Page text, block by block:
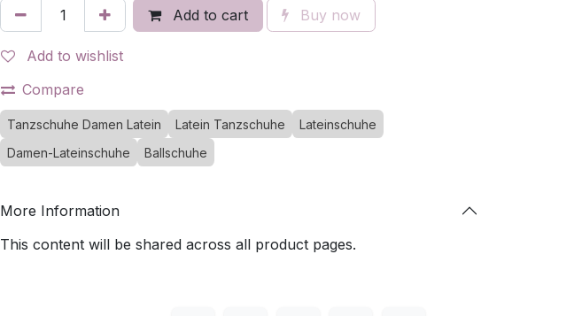
Add to cart Buy now
Add to wishlist
Compare
Tanzschuhe Damen Latein Latein Tanzschuhe
Lateinschuhe
Damen-Lateinschuhe
Ballschuhe
More Information
This content will be shared across all product pages.